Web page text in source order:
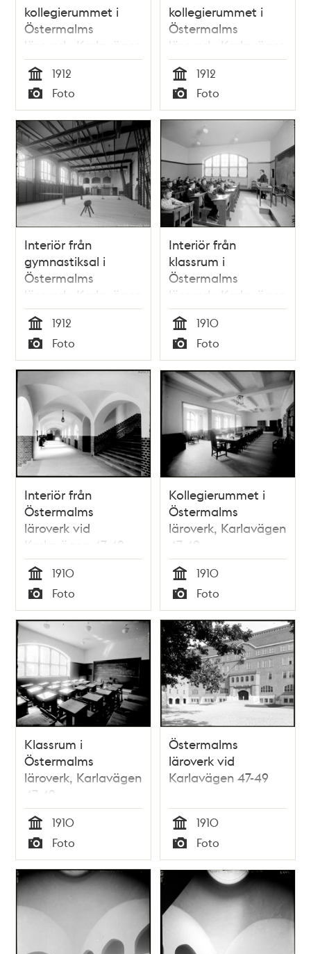
kollegierummet i
Östermalms
läroverk, Karlavägen
Tid
1912
Typ
Foto
kollegierummet i
Östermalms
läroverk, Karlavägen
Tid
1912
Typ
Foto
Interiör från
gymnastiksal i
Östermalms
läroverk, Karlavägen
Tid
1912
Typ
Foto
Interiör från
klassrum i
Östermalms
läroverk, Karlavägen
Tid
1910
Typ
Foto
Interiör från
Östermalms
läroverk vid
Karlavägen 47-49
Tid
1910
Typ
Foto
Kollegierummet i
Östermalms
läroverk, Karlavägen
47-49
Tid
1910
Typ
Foto
Klassrum i
Östermalms
läroverk, Karlavägen
47-49
Tid
1910
Typ
Foto
Östermalms
läroverk vid
Karlavägen 47-49
Tid
1910
Typ
Foto